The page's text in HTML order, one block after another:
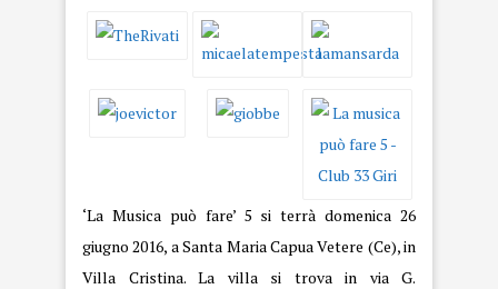
‘La Musica può fare’ 5 si terrà domenica 26
giugno 2016, a Santa Maria Capua Vetere (Ce), in
Villa Cristina. La villa si trova in via G.